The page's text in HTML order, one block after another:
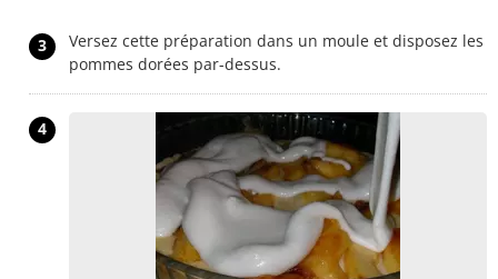
3
Versez cette préparation dans un moule et disposez les
pommes dorées par-dessus.
4